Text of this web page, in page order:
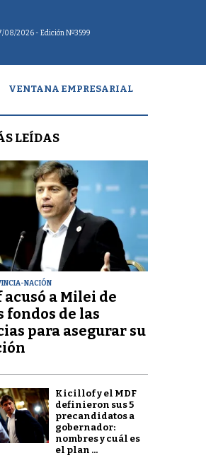
08/2026 - Edición Nº3599
VENTANA EMPRESARIAL
LEÍDAS
NACIÓN
a Milei de
fondos de las
para asegurar su
Kicillof y el MDF
definieron sus 5
precandidatos a
gobernador:
nombres y cuál es
el plan ...